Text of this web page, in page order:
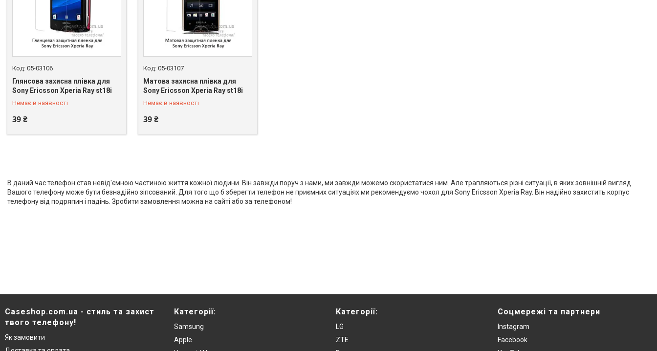
05-03106
Глянсова захисна плівка для
Sony Ericsson Xperia Ray st18i
Немає в наявності
39 ₴
+380 (98) 849-89-99
05-03107
Матова захисна плівка для
Sony Ericsson Xperia Ray st18i
Немає в наявності
39 ₴
+380 (98) 849-89-99
В даний час телефон став невід'ємною частиною життя кожної людини. Він завжди поруч з нами, ми завжди можемо скористатися ним. Але трапляються різні ситуації, в яких зовнішній вигляд
Вашого телефону може бути безнадійно зіпсований. Для того що б зберегти телефон не приємних ситуаціях ми рекомендуємо чохол для Sony Ericsson Xperia Ray. Він надійно захистить корпус
телефону від подряпин і падінь. Зробити замовлення можна на сайті або за телефоном!
Caseshop.com.ua - стиль та захист
твого телефону!
Як замовити
Категорії:
Samsung
Apple
Категорії:
LG
ZTE
Соцмережі та партнери
Instagram
Facebook